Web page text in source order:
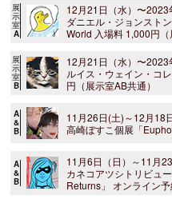
展
示
室
A
12月21日（水）〜2023
ダニエル・ジョンスト
World 入場料 1,000円（
展
示
室
B
12月21日（水）〜2023
ルイス・ウェイン・コ
円（展示室AB共通）
A
&
B
11月26日(土)～12月18
高崎ぼすこ個展「
A
&
B
11月6日（日）～11月
カネコアツシトリビュ
Returns」 オンライン